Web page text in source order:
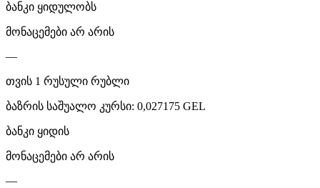
ბანკი ყიდულობს
მონაცემები არ არის
—
თვის 1 რუსული რუბლი
ბაზრის საშუალო კურსი: 0,027175 GEL
ბანკი ყიდის
მონაცემები არ არის
—